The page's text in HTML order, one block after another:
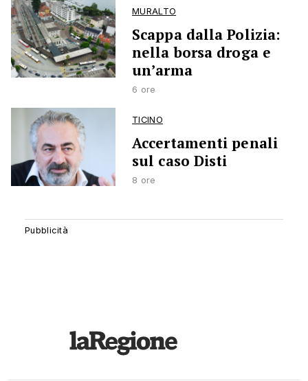
MURALTO
Scappa dalla Polizia:
nella borsa droga e
un’arma
6 ore
TICINO
Accertamenti penali
sul caso Disti
8 ore